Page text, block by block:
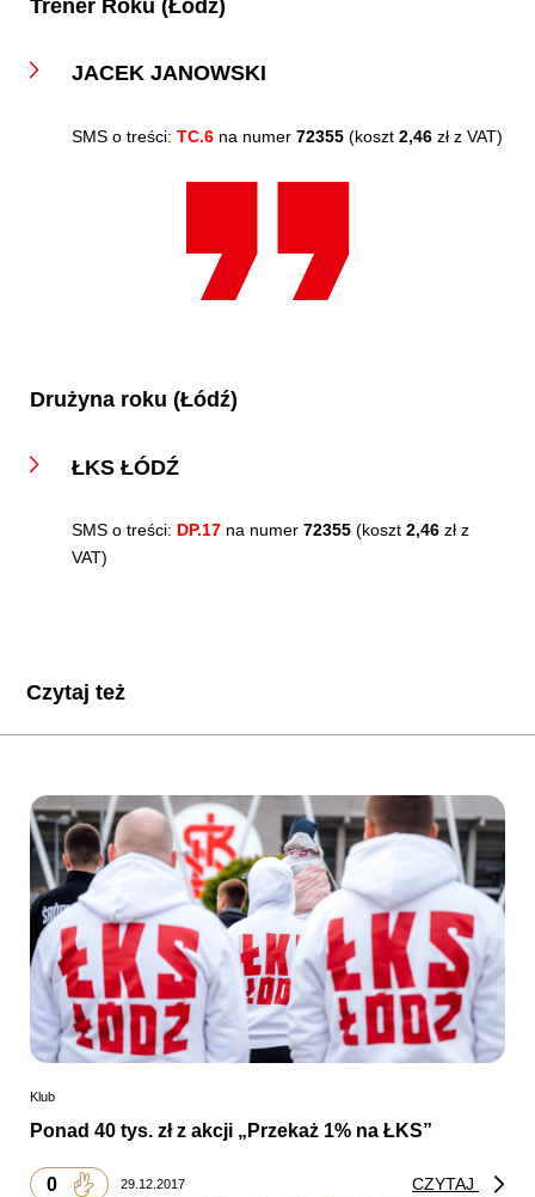
Trener Roku (Łódź)
JACEK JANOWSKI
SMS o treści: TC.6 na numer 72355 (koszt 2,46 zł z VAT)
Drużyna roku (Łódź)
ŁKS ŁÓDŹ
SMS o treści: DP.17 na numer 72355 (koszt 2,46 zł z
VAT)
Czytaj też
Klub
Ponad 40 tys. zł z akcji „Przekaż 1% na ŁKS”
0 29.12.2017 CZYTAJ